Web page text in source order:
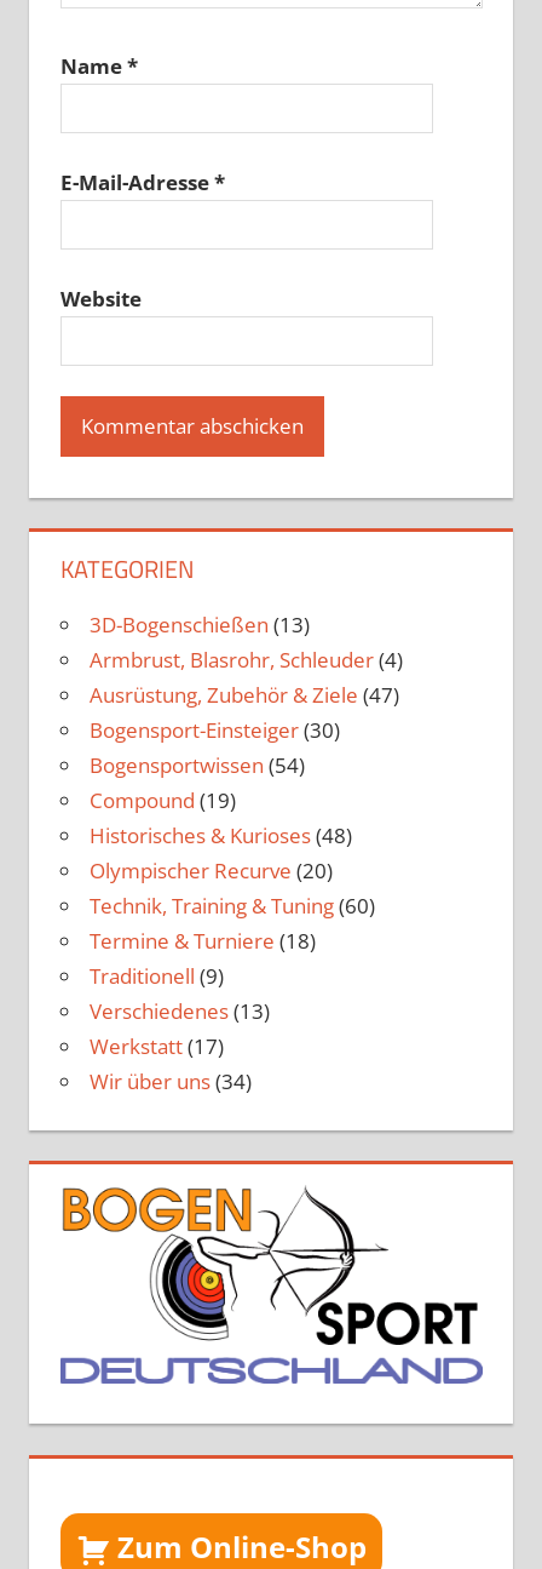
Name*
E-Mail-Adresse*
Website
KATEGORIEN
3D-Bogenschießen (13)
Armbrust, Blasrohr, Schleuder(4)
Ausrüstung, Zubehör & Ziele (47)
Bogensport-Einsteiger(30)
Bogensportwissen (54)
Compound (19)
Historisches & Kurioses(48)
Olympischer Recurve (20)
Technik, Training & Tuning(60)
Termine & Turniere (18)
Traditionell (9)
Verschiedenes(13)
Werkstatt(17)
Wir über uns(34)
Zum Online-Shop